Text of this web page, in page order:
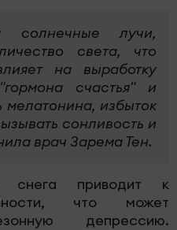
солнечные лучи,
света, что
на выработку
счастья" и
мелатонина, избыток
сонливость и
врач Зарема Тен.
снега приводит к
что может
депрессию.